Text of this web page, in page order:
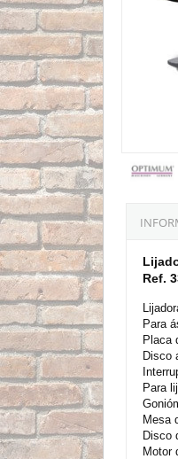
Ref.
Para
Placa
Disco
Para
Mesa
Disco
Motor